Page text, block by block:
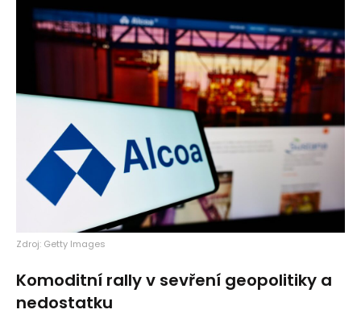
Zdroj: Getty Images
Komoditní rally v sevření geopolitiky a
nedostatku